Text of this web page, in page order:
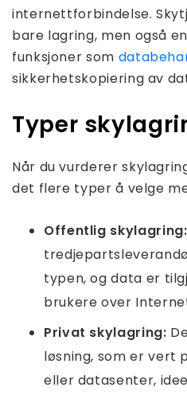
internettforbindelse.
bare lagring, men også
funksjoner som
sikkerhetskopiering av
Typer
Når du vurderer
det flere typer å velge
Offentlig skylagring:
typen, og data er
brukere over
Privat skylagring:
løsning, som er
eller datasenter,